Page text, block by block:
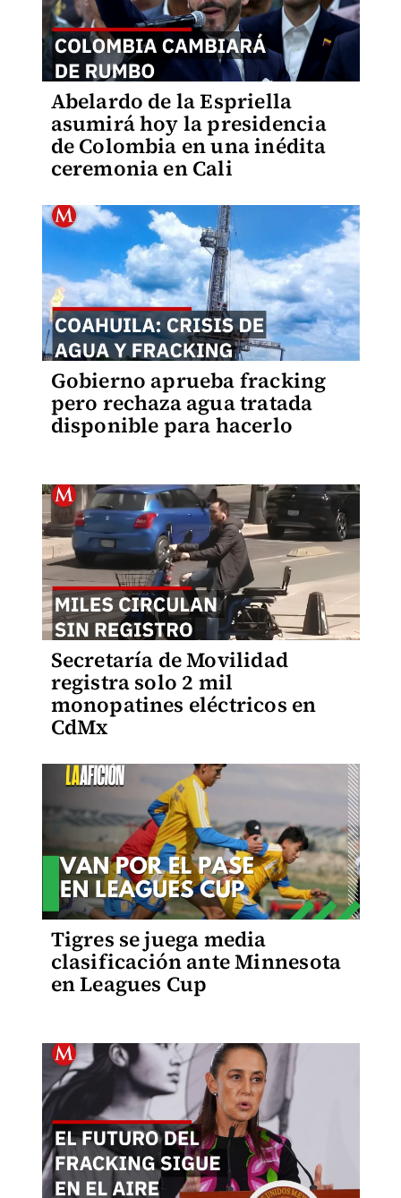
Abelardo de la Espriella
asumirá hoy la presidencia
de Colombia en una inédita
ceremonia en Cali
Gobierno aprueba fracking
pero rechaza agua tratada
disponible para hacerlo
Secretaría de Movilidad
registra solo 2 mil
monopatines eléctricos en
CdMx
Tigres se juega media
clasificación ante Minnesota
en Leagues Cup